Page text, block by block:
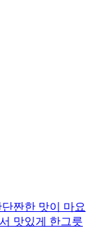
짠한 맛이 마요
맛있게 한그릇